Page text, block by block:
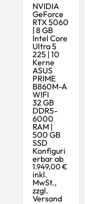
NVIDIA
GeForce
RTX 5060
| 8 GB
Intel Core
Ultra 5
225 | 10
Kerne
ASUS
PRIME
B860M-A
WIFI
32 GB
DDR5-
6000
RAM |
500 GB
SSD
Konfiguri
erbar ab
1.949,00 €
inkl.
MwSt.,
zzgl.
Versand